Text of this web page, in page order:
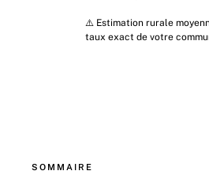
⚠️ Estimation rurale
taux exact de votre
SOMMAIRE